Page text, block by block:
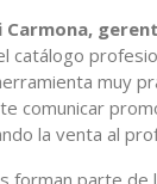
Carmona,
catálogo
muy
comunicar
la venta al